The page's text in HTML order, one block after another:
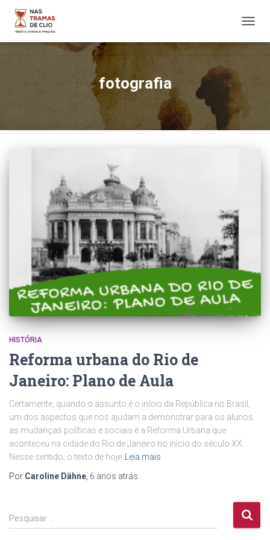
fotografia
HISTÓRIA
Reforma urbana do Rio de
Janeiro: Plano de Aula
Certamente, quando o assunto é o início da República no Brasil,
um dos aspectos que nos ajudam a demonstrar para os alunos
as mudanças políticas e sociais é a Reforma Urbana que
aconteceu na cidade do Rio de Janeiro no início do século XX.
Nesse sentido, o texto de hoje
Leia mais
Por Caroline Dähne 6 anos atrás
P
e
Pesquisar …